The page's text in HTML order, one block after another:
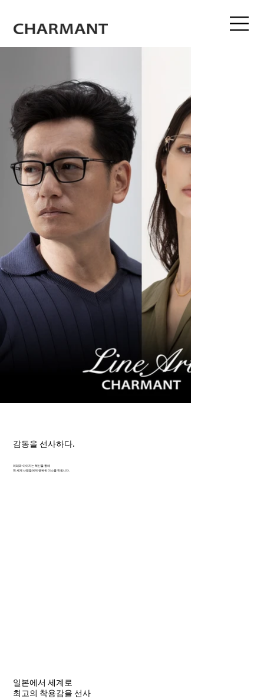
감동을 선사하다.
미래와 이어지는 혁신을 통해
전 세계 사람들에게 행복한 미소를 전합니다.
일본에서 세계로
최고의 착용감을 선사